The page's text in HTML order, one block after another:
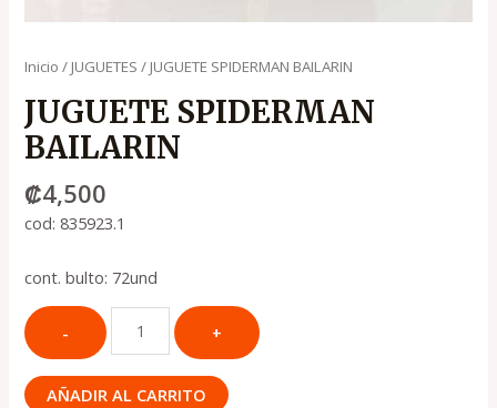
Inicio / JUGUETES / JUGUETE SPIDERMAN BAILARIN
JUGUETE SPIDERMAN
BAILARIN
₡4,500
cod: 835923.1
cont. bulto: 72und
AÑADIR AL CARRITO